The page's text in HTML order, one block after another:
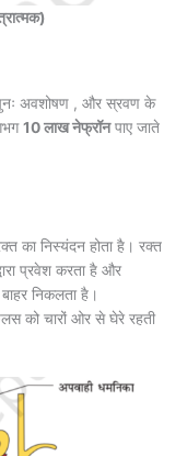
अवशोषण , और स्रवण के
10 लाख नेफ्रॉनपाए जाते
का निस्यंदन होता है। रक्त
प्रवेश करता है और
निकलता है।
को चारों ओर से घेरे रहती